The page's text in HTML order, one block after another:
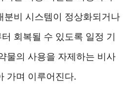
분비 시스템이 정상화되거나
회복될 수 있도록 일정 기
물의 사용을 자제하는 비사
가며 이루어진다.